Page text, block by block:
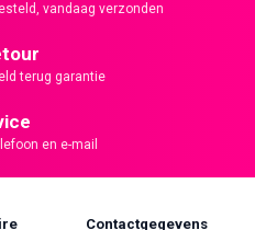
vandaag verzonden
terug garantie
en e-mail
Contactgegevens